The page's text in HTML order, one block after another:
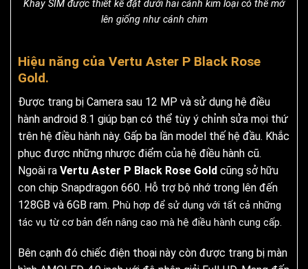
Khay SIM được thiết kế đặt dưới hai cánh kim loại có thể mở
lên giống như cánh chim
Hiệu năng của Vertu Aster P Black Rose
Gold.
Được trang bị Camera sau 12 MP và sử dụng hệ điều
hành android 8.1 giúp bạn có thể tùy ý chỉnh sửa mọi thứ
trên hệ điều hành này. Gấp ba lần model thế hệ đầu. Khắc
phục được những nhược điểm của hệ điều hành cũ.
Ngoài ra Vertu Aster P Black Rose Gold cũng sở hữu
con chip Snapdragon 660. Hỗ trợ bộ nhớ trong lên đến
128GB và 6GB ram. Phù hợp để sử dụng với tất cả những
tác vụ từ cơ bản đến nâng cao mà hệ điều hành cung cấp.
Bên cạnh đó chiếc điện thoại này còn được trang bị màn